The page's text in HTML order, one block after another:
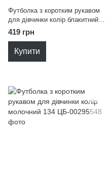
Футболка з коротким рукавом
для дівчинки колір блакитний
152
419 грн
Купити